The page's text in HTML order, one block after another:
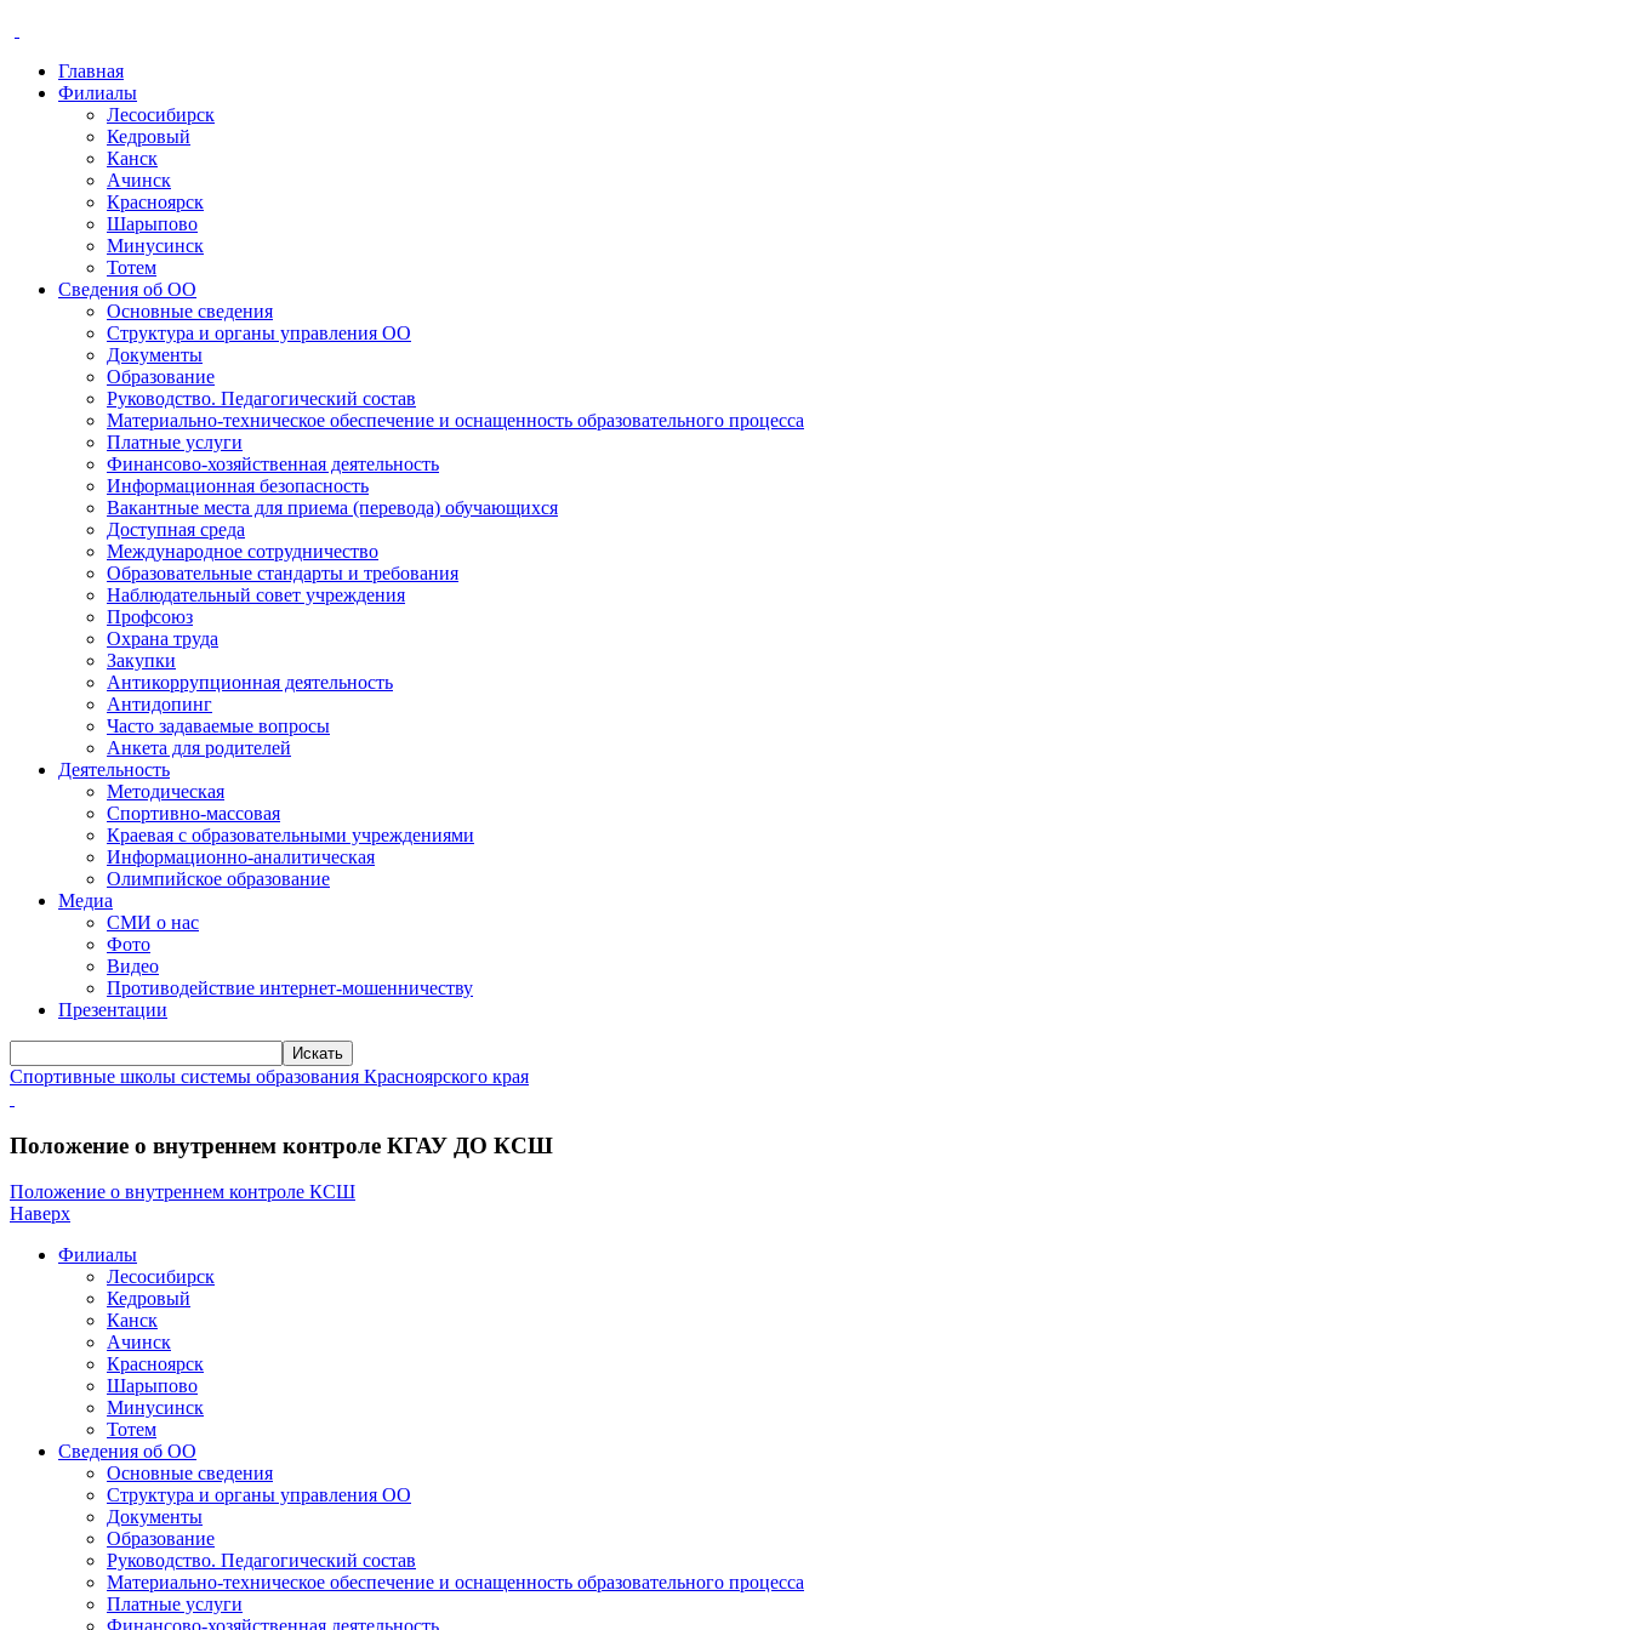
Главная
Филиалы
Лесосибирск
Кедровый
Канск
Ачинск
Красноярск
Шарыпово
Минусинск
Тотем
Сведения об ОО
Основные сведения
Структура и органы управления ОО
Документы
Образование
Руководство. Педагогический состав
Материально-техническое обеспечение и оснащенность образовательного процесса
Платные услуги
Финансово-хозяйственная деятельность
Информационная безопасность
Вакантные места для приема (перевода) обучающихся
Доступная среда
Международное сотрудничество
Образовательные стандарты и требования
Наблюдательный совет учреждения
Профсоюз
Охрана труда
Закупки
Антикоррупционная деятельность
Антидопинг
Часто задаваемые вопросы
Анкета для родителей
Деятельность
Методическая
Спортивно-массовая
Краевая с образовательными учреждениями
Информационно-аналитическая
Олимпийское образование
Медиа
СМИ о нас
Фото
Видео
Противодействие интернет-мошенничеству
Презентации
Искать
Спортивные школы системы образования Красноярского края
Положение о внутреннем контроле КГАУ ДО КСШ
Положение о внутреннем контроле КСШ
Наверх
Филиалы
Лесосибирск
Кедровый
Канск
Ачинск
Красноярск
Шарыпово
Минусинск
Тотем
Сведения об ОО
Основные сведения
Структура и органы управления ОО
Документы
Образование
Руководство. Педагогический состав
Материально-техническое обеспечение и оснащенность образовательного процесса
Платные услуги